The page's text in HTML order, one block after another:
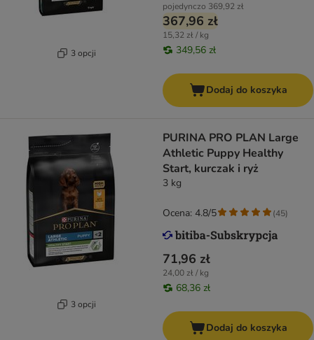
3 opcji
pojedynczo 369,92 zł
367,96 zł
15,32 zł / kg
349,56 zł
Dodaj do koszyka
3 opcji
PURINA PRO PLAN Large
Athletic Puppy Healthy
Start, kurczak i ryż
3 kg
71,96 zł
24,00 zł / kg
68,36 zł
Ocena: 4.8/5 (45)
Dodaj do koszyka